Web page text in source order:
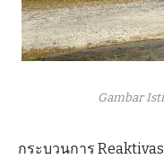
Gambar
กระบวนการ